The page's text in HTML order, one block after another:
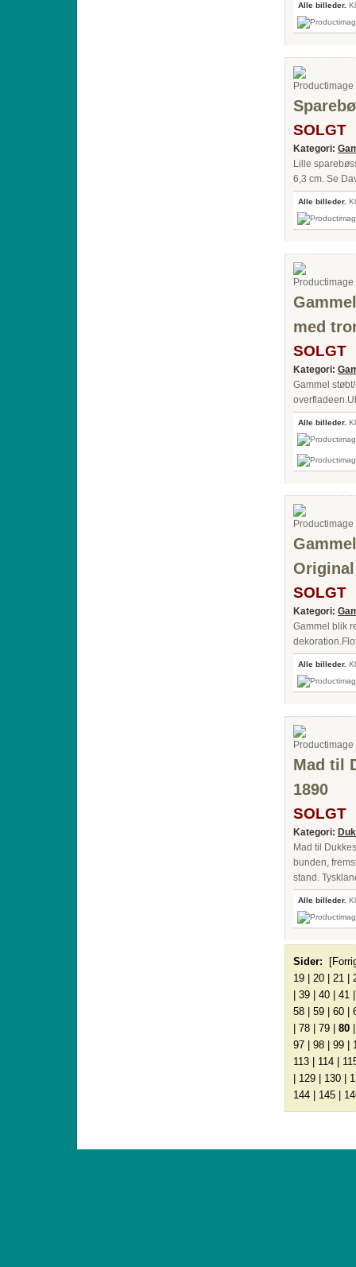
Alle billeder.
SOLGT
Kategori:
Lille
6,3 cm. Se
Alle billeder.
med
SOLGT
Kategori:
Gammel
Alle billeder.
SOLGT
Kategori:
Gammel blik
Alle billeder.
Mad til
1890
SOLGT
Kategori:
Mad til
bunden,
stand.
Alle billeder.
Sider:
19
20 21
39 40 41
58
59 60
78 79 80
97
98 99
113
114
129 130
144
145